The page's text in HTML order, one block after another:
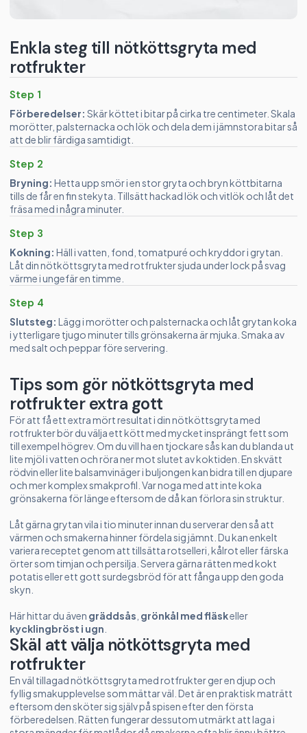
Skäl att välja nötköttsgryta med
rotfrukter
En väl tillagad nötköttsgryta med rotfrukter ger en djup och
fyllig smakupplevelse som mättar väl. Det är en praktisk maträtt
eftersom den sköter sig själv på spisen efter den första
förberedelsen. Rätten fungerar dessutom utmärkt att laga i
Enkla steg till nötköttsgryta med
rotfrukter
Step 1
Förberedelser: Skär köttet i bitar på cirka tre centimeter. Skala
morötter, palsternacka och lök och dela dem i jämnstora bitar så
att de blir färdiga samtidigt.
Step 2
Bryning: Hetta upp smör i en stor gryta och bryn köttbitarna
tills de får en fin stekyta. Tillsätt hackad lök och vitlök och låt det
fräsa med i några minuter.
Step 3
Kokning: Häll i vatten, fond, tomatpuré och kryddor i grytan.
Låt din nötköttsgryta med rotfrukter sjuda under lock på svag
värme i ungefär en timme.
Step 4
Slutsteg: Lägg i morötter och palsternacka och låt grytan koka
i ytterligare tjugo minuter tills grönsakerna är mjuka. Smaka av
med salt och peppar före servering.
Tips som gör nötköttsgryta med
rotfrukter extra gott
För att få ett extra mört resultat i din nötköttsgryta med
rotfrukter bör du välja ett kött med mycket insprängt fett som
till exempel högrev. Om du vill ha en tjockare sås kan du blanda ut
lite mjöl i vatten och röra ner mot slutet av koktiden. En skvätt
rödvin eller lite balsamvinäger i buljongen kan bidra till en djupare
och mer komplex smakprofil. Var noga med att inte koka
grönsakerna för länge eftersom de då kan förlora sin struktur.
Låt gärna grytan vila i tio minuter innan du serverar den så att
värmen och smakerna hinner fördela sig jämnt. Du kan enkelt
variera receptet genom att tillsätta rotselleri, kålrot eller färska
örter som timjan och persilja. Servera gärna rätten med kokt
potatis eller ett gott surdegsbröd för att fånga upp den goda
skyn.
Här hittar du även gräddsås grönkål med fläskeller
kycklingbröst i ugn